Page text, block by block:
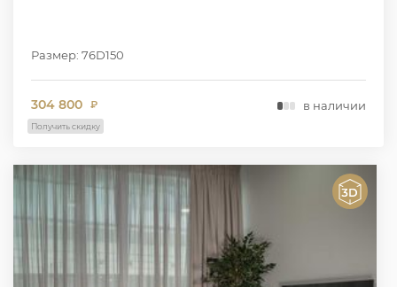
Размер: 76D150
304 800 ₽ в наличии
Получить скидку